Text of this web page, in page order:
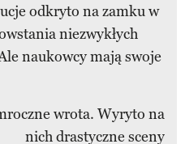
odkryto na zamku w
niezwykłych
naukowcy mają swoje